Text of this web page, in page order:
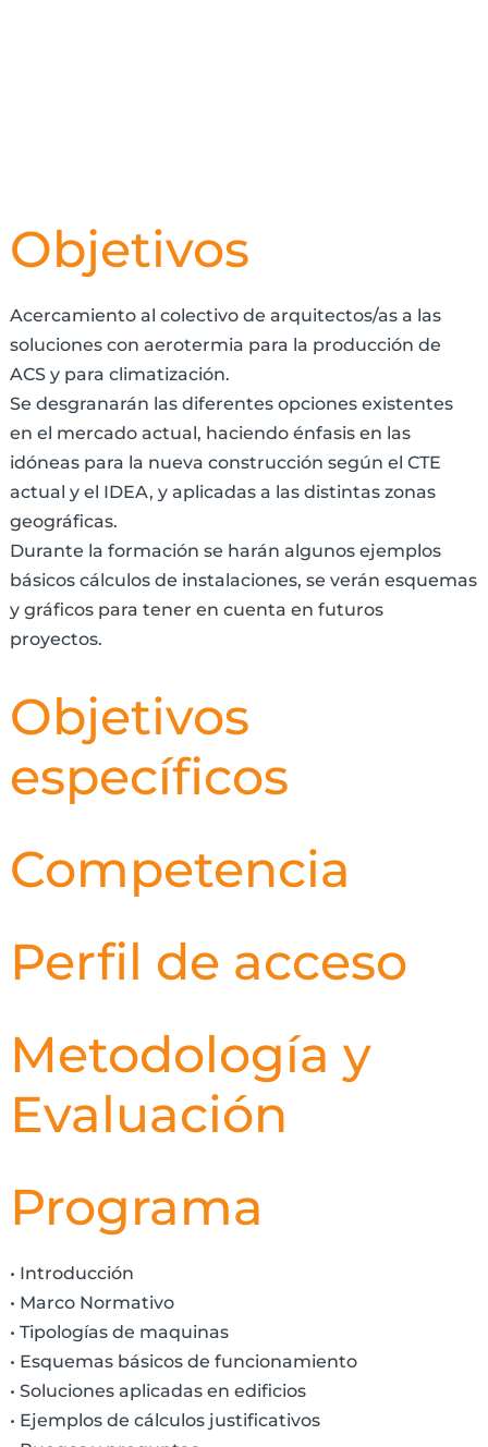
Objetivos
Acercamiento al colectivo de arquitectos/as a las
soluciones con aerotermia para la producción de
ACS y para climatización.
Se desgranarán las diferentes opciones existentes
en el mercado actual, haciendo énfasis en las
idóneas para la nueva construcción según el CTE
actual y el IDEA, y aplicadas a las distintas zonas
geográficas.
Durante la formación se harán algunos ejemplos
básicos cálculos de instalaciones, se verán esquemas
y gráficos para tener en cuenta en futuros
proyectos.
Objetivos
específicos
Competencia
Perfil de acceso
Metodología y
Evaluación
Programa
• Introducción
• Marco Normativo
• Tipologías de maquinas
• Esquemas básicos de funcionamiento
• Soluciones aplicadas en edificios
• Ejemplos de cálculos justificativos